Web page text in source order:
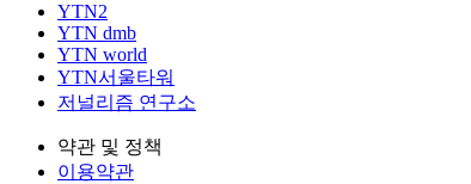
YTN2
YTN dmb
YTN world
YTN서울타워
저널리즘 연구소
약관 및 정책
이용약관